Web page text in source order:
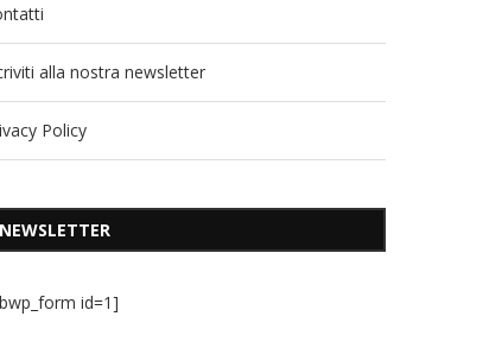
alla nostra newsletter
Policy
NEWSLETTER
id=1]